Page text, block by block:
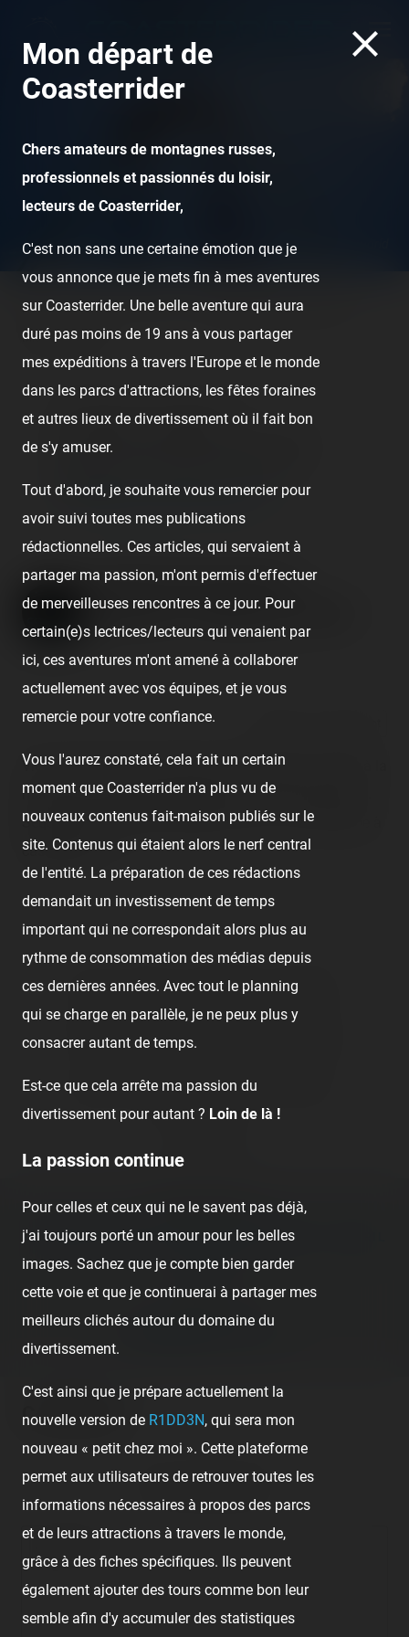
Shambhala - PortAventura World
Home Posts Videos Vidéo Warning Space Mountain :
Mission 2 [ang.]
Une vidéo wmv est placée ici.
Visualisez la vidéo directement
Vidéo Warning Space
Mountain : Mission 2 [ang.]
by Coasterrider
Vidéo warning de Space Mountain : Mission 2 filmée à la
main dans sa version anglaise et sous-titrée française.
Séquence enregistrée initialement avec un caméscope à
cassette Hi8.
👍 Like 😍 Love 😆 Haha 👏
🥳 Fiesta 😮 Wow
🤮 Sick ❤️ Supportive 🙏
Previous post:
‹ DISNEYLAND PARIS - DISNEYLAND PARK — 29 AVRIL
2005
Next post:
Comments
No comment posted.
Mon départ de
Coasterrider
Chers amateurs de montagnes russes,
professionnels et passionnés du loisir,
lecteurs de Coasterrider,
C'est non sans une certaine émotion que je
vous annonce que je mets fin à mes aventures
sur Coasterrider. Une belle aventure qui aura
duré pas moins de 19 ans à vous partager
mes expéditions à travers l'Europe et le monde
dans les parcs d'attractions, les fêtes foraines
et autres lieux de divertissement où il fait bon
de s'y amuser.
Tout d'abord, je souhaite vous remercier pour
avoir suivi toutes mes publications
rédactionnelles. Ces articles, qui servaient à
partager ma passion, m'ont permis d'effectuer
de merveilleuses rencontres à ce jour. Pour
certain(e)s lectrices/lecteurs qui venaient par
ici, ces aventures m'ont amené à collaborer
actuellement avec vos équipes, et je vous
remercie pour votre confiance.
Vous l'aurez constaté, cela fait un certain
moment que Coasterrider n'a plus vu de
nouveaux contenus fait-maison publiés sur le
site. Contenus qui étaient alors le nerf central
de l'entité. La préparation de ces rédactions
demandait un investissement de temps
important qui ne correspondait alors plus au
rythme de consommation des médias depuis
ces dernières années. Avec tout le planning
qui se charge en parallèle, je ne peux plus y
consacrer autant de temps.
Est-ce que cela arrête ma passion du
divertissement pour autant ? Loin de là !
La passion continue
Pour celles et ceux qui ne le savent pas déjà,
j'ai toujours porté un amour pour les belles
images. Sachez que je compte bien garder
cette voie et que je continuerai à partager mes
meilleurs clichés autour du domaine du
divertissement.
C'est ainsi que je prépare actuellement la
nouvelle version de R1DD3N, qui sera mon
nouveau « petit chez moi ». Cette plateforme
permet aux utilisateurs de retrouver toutes les
informations nécessaires à propos des parcs
et de leurs attractions à travers le monde,
grâce à des fiches spécifiques. Ils peuvent
également ajouter des tours comme bon leur
semble afin d'y accumuler des statistiques